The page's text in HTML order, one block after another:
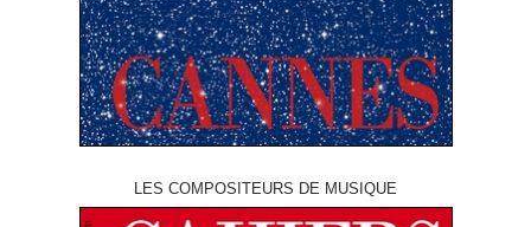
LES COMPOSITEURS DE MUSIQUE